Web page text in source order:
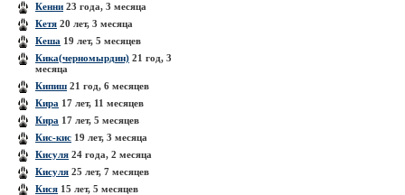
Кенни 23 года, 3 месяца
Кетя 20 лет, 3 месяца
Кеша 19 лет, 5 месяцев
Кика(черномырдин) 21 год, 3
месяца
Кипиш 21 год, 6 месяцев
Кира 17 лет, 11 месяцев
Кира 17 лет, 5 месяцев
Кис-кис 19 лет, 3 месяца
Кисуля 24 года, 2 месяца
Кисуля 25 лет, 7 месяцев
Кися 15 лет, 5 месяцев